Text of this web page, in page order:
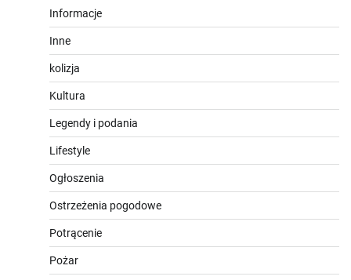
Informacje
Inne
kolizja
Kultura
Legendy i podania
Lifestyle
Ogłoszenia
Ostrzeżenia pogodowe
Potrącenie
Pożar